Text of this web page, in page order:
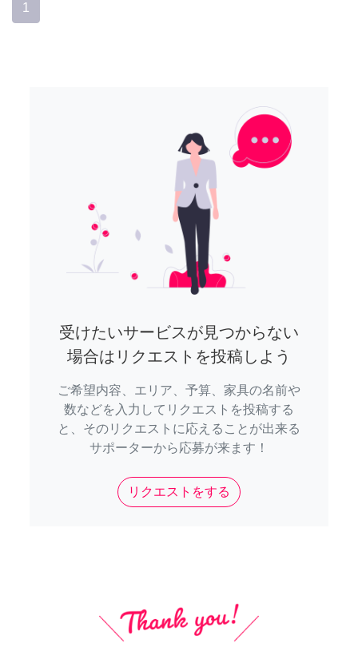
1
受けたいサービスが見つからない
場合はリクエストを投稿しよう
ご希望内容、エリア、予算、家具の名前や
数などを入力してリクエストを投稿する
と、そのリクエストに応えることが出来る
サポーターから応募が来ます！
リクエストをする